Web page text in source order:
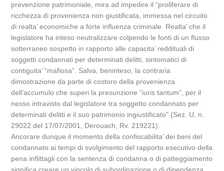
prevenzione patrimoniale, mira ad impedire il “proliferare di
ricchezza di provenienza non giustificata, immessa nel circuito
di realta’ economiche a forte influenza criminale. Realta’ che il
legislatore ha inteso neutralizzare colpendo le fonti di un flusso
sotterraneo sospetto in rapporto alle capacita’ reddituali di
soggetti condannati per determinati delitti, sintomatici di
contiguita’ “mafiosa”. Salva, beninteso, la contraria
dimostrazione da parte di costoro della provenienza
dell’accumulo che superi la presunzione “iuris tantum”, per il
nesso intravisto dal legislatore tra soggetto condannato per
determinati delitti e il suo patrimonio ingiustificato” (Sez. U, n.
29022 del 17/07/2001, Derouach, Rv. 219221).
Ancorare dunque il momento della confiscabilita’ dei beni del
condannato ai tempi di svolgimento del rapporto esecutivo della
pena inflittagli con la sentenza di condanna o di patteggiamento